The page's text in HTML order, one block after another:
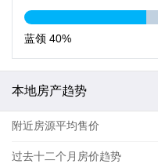
蓝领 40%
本地房产趋势
附近房源平均售价
过去十二个月房价趋势